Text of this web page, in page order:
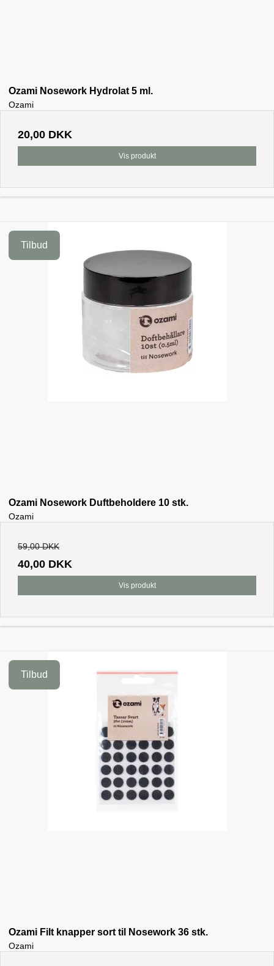
Ozami Nosework Hydrolat 5 ml.
Ozami
20,00 DKK
Vis produkt
Tilbud
Ozami Nosework Duftbeholdere 10 stk.
Ozami
59,00 DKK
40,00 DKK
Vis produkt
Tilbud
Ozami Filt knapper sort til Nosework 36 stk.
Ozami